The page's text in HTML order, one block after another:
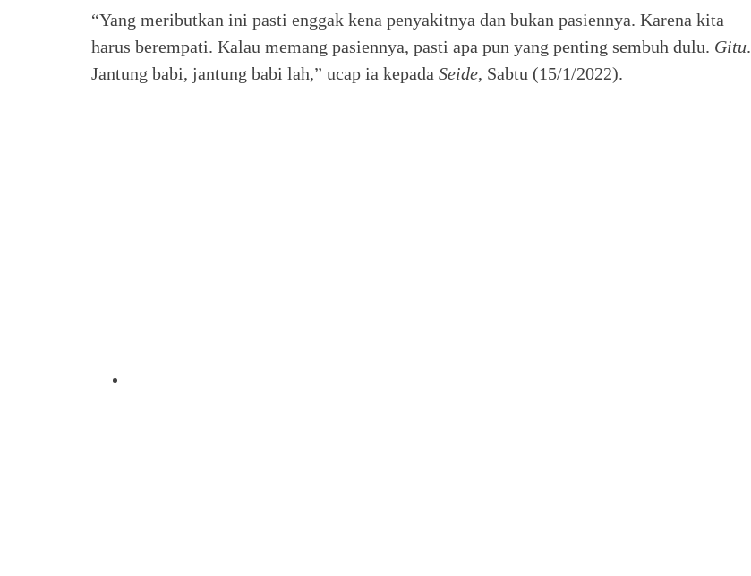
“Yang meributkan ini pasti enggak kena penyakitnya dan bukan pasiennya. Karena kita
harus berempati. Kalau memang pasiennya, pasti apa pun yang penting sembuh dulu. Gitu.
Jantung babi, jantung babi lah,” ucap ia kepada Seide, Sabtu (15/1/2022).